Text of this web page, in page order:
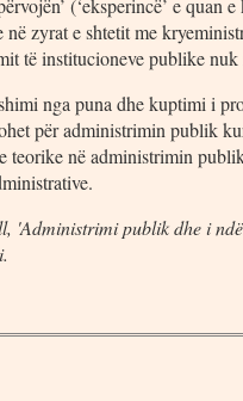
(‘eksperincë’ e quan
zyrat e shtetit me
të institucioneve publike
nga puna dhe kuptimi i
për administrimin publik
teorike në administrimin
'Administrimi publik dhe i